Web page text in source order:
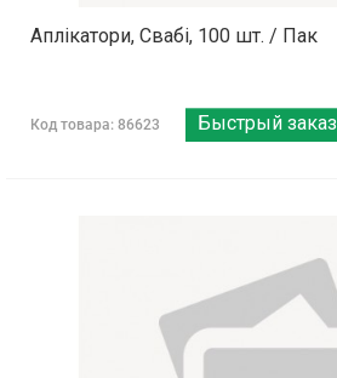
Аплікатори, Свабі, 100 шт. / Пак
Код товара: 86623 Быстрый заказ